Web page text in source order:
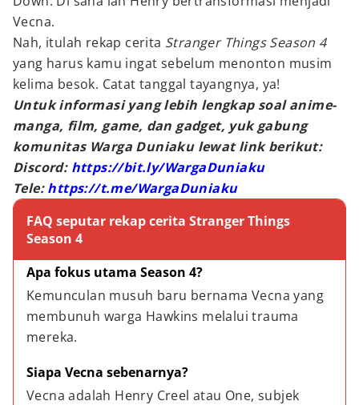
Vecna.
Nah, itulah rekap cerita Stranger Things Season 4
yang harus kamu ingat sebelum menonton musim
kelima besok. Catat tanggal tayangnya, ya!
Untuk informasi yang lebih lengkap soal anime-
manga, film, game, dan gadget, yuk gabung
komunitas Warga Duniaku lewat link berikut:
Discord: https://bit.ly/WargaDuniaku
Tele:https://t.me/WargaDuniaku
FAQ seputar rekap cerita Stranger Things
Season 4
Apa fokus utama Season 4?
Kemunculan musuh baru bernama Vecna yang
membunuh warga Hawkins melalui trauma
mereka.
Siapa Vecna sebenarnya?
Vecna adalah Henry Creel atau One, subjek